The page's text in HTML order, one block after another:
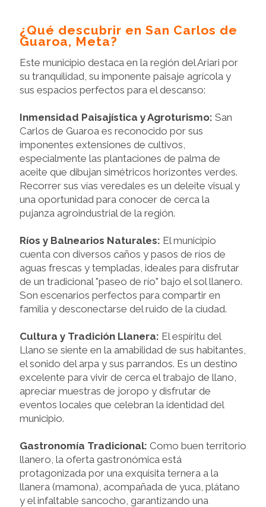
¿Qué descubrir en San Carlos de
Guaroa, Meta?
Este municipio destaca en la región del Ariari por
su tranquilidad, su imponente paisaje agrícola y
sus espacios perfectos para el descanso:
Inmensidad Paisajística y Agroturismo: San
Carlos de Guaroa es reconocido por sus
imponentes extensiones de cultivos,
especialmente las plantaciones de palma de
aceite que dibujan simétricos horizontes verdes.
Recorrer sus vías veredales es un deleite visual y
una oportunidad para conocer de cerca la
pujanza agroindustrial de la región.
Ríos y Balnearios Naturales: El municipio
cuenta con diversos caños y pasos de ríos de
aguas frescas y templadas, ideales para disfrutar
de un tradicional "paseo de río" bajo el sol llanero.
Son escenarios perfectos para compartir en
familia y desconectarse del ruido de la ciudad.
Cultura y Tradición Llanera: El espíritu del
Llano se siente en la amabilidad de sus habitantes,
el sonido del arpa y sus parrandos. Es un destino
excelente para vivir de cerca el trabajo de llano,
apreciar muestras de joropo y disfrutar de
eventos locales que celebran la identidad del
municipio.
Gastronomía Tradicional: Como buen territorio
llanero, la oferta gastronómica está
protagonizada por una exquisita ternera a la
llanera (mamona), acompañada de yuca, plátano
y el infaltable sancocho, garantizando una